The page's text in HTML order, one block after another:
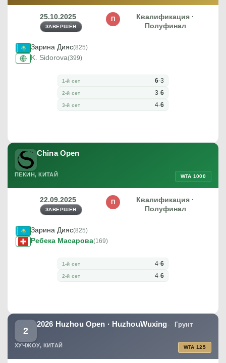
25.10.2025
ЗАВЕРШЁН
Квалификация ·
Полуфинал
П
Зарина Дияс(825)
K. Sidorova(399)
1-й сет 6-3
2-й сет 3-6
3-й сет 4-6
China Open
ПЕКИН, КИТАЙ WTA 1000
22.09.2025
ЗАВЕРШЁН
Квалификация ·
Полуфинал
П
Зарина Дияс(825)
Ребека Масарова(169)
1-й сет 4-6
2-й сет 4-6
2
2026 Huzhou Open · HuzhouWuxing Грунт
ХУЧЖОУ, КИТАЙ WTA 125